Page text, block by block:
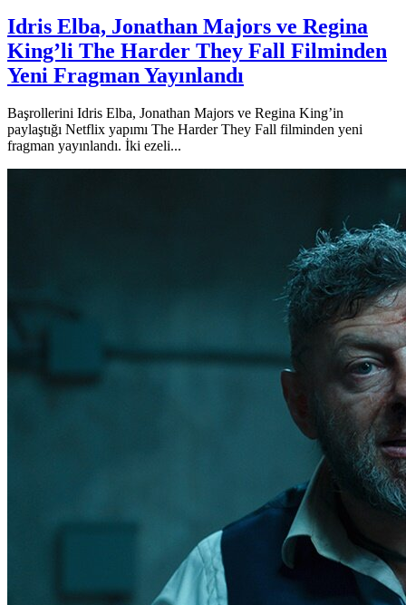
Idris Elba, Jonathan Majors ve Regina
King’li The Harder They Fall Filminden
Yeni Fragman Yayınlandı
Başrollerini Idris Elba, Jonathan Majors ve Regina King’in
paylaştığı Netflix yapımı The Harder They Fall filminden yeni
fragman yayınlandı. İki ezeli...